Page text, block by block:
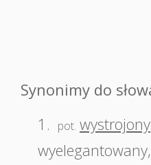
Synonimy do
1.
pot. wystrojony
wyelegantowany,